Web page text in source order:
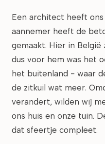
Een architect heeft
aannemer heeft de
gemaakt. Hier in
dus voor hem was het
het buitenland - waar
de zitkuil wat meer.
verandert, wilden wij
ons huis en onze tuin.
dat sfeertje compleet.